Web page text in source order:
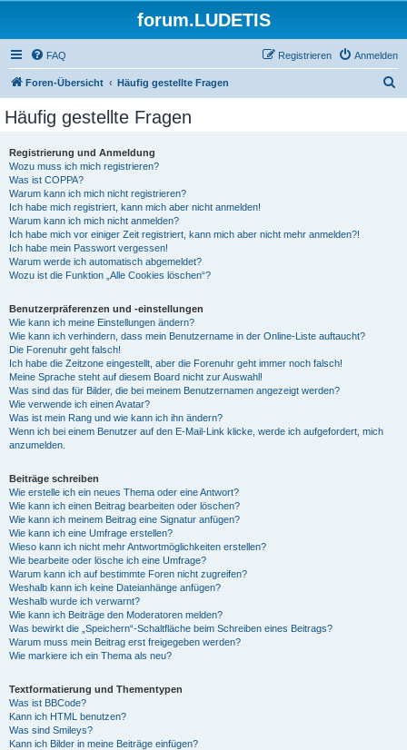
forum.LUDETIS
FAQ Anmelden
Registrieren
Foren-Übersicht Häufig gestellte Fragen
Häufig gestellte Fragen
Registrierung und Anmeldung
Wozu muss ich mich registrieren?
Was ist COPPA?
Warum kann ich mich nicht registrieren?
Ich habe mich registriert, kann mich aber nicht anmelden!
Warum kann ich mich nicht anmelden?
Ich habe mich vor einiger Zeit registriert, kann mich aber nicht mehr anmelden?!
Ich habe mein Passwort vergessen!
Warum werde ich automatisch abgemeldet?
Wozu ist die Funktion „Alle Cookies löschen“?
Benutzerpräferenzen und -einstellungen
Wie kann ich meine Einstellungen ändern?
Wie kann ich verhindern, dass mein Benutzername in der Online-Liste auftaucht?
Die Forenuhr geht falsch!
Ich habe die Zeitzone eingestellt, aber die Forenuhr geht immer noch falsch!
Meine Sprache steht auf diesem Board nicht zur Auswahl!
Was sind das für Bilder, die bei meinem Benutzernamen angezeigt werden?
Wie verwende ich einen Avatar?
Was ist mein Rang und wie kann ich ihn ändern?
Wenn ich bei einem Benutzer auf den E-Mail-Link klicke, werde ich aufgefordert, mich
anzumelden.
Beiträge schreiben
Wie erstelle ich ein neues Thema oder eine Antwort?
Wie kann ich einen Beitrag bearbeiten oder löschen?
Wie kann ich meinem Beitrag eine Signatur anfügen?
Wie kann ich eine Umfrage erstellen?
Wieso kann ich nicht mehr Antwortmöglichkeiten erstellen?
Wie bearbeite oder lösche ich eine Umfrage?
Warum kann ich auf bestimmte Foren nicht zugreifen?
Weshalb kann ich keine Dateianhänge anfügen?
Weshalb wurde ich verwarnt?
Wie kann ich Beiträge den Moderatoren melden?
Was bewirkt die „Speichern“-Schaltfläche beim Schreiben eines Beitrags?
Warum muss mein Beitrag erst freigegeben werden?
Wie markiere ich ein Thema als neu?
Textformatierung und Thementypen
Was ist BBCode?
Kann ich HTML benutzen?
Was sind Smileys?
Kann ich Bilder in meine Beiträge einfügen?